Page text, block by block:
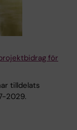
för
tilldelats
2029.